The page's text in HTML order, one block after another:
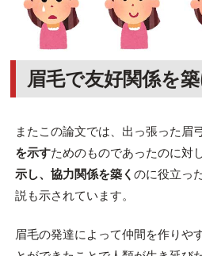
眉毛で友好関係を
またこの論文では、出っ張った眉
を示すためのものであったのに対
示し、協力関係を築く のに役立っ
説も示されています。
眉毛の発達によって仲間を作りや